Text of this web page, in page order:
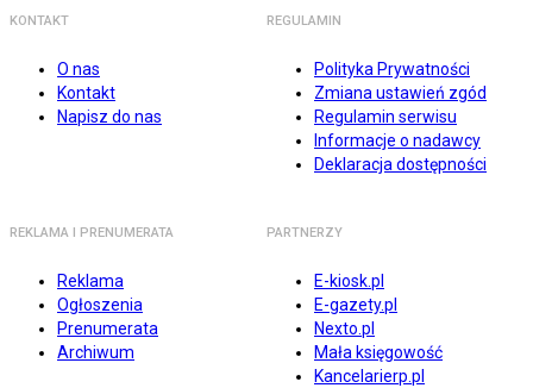
KONTAKT
O nas
Kontakt
Napisz do nas
REGULAMIN
Polityka Prywatności
Zmiana ustawień zgód
Regulamin serwisu
Informacje o nadawcy
Deklaracja dostępności
REKLAMA I PRENUMERATA
Reklama
Ogłoszenia
Prenumerata
Archiwum
PARTNERZY
E-kiosk.pl
E-gazety.pl
Nexto.pl
Mała księgowość
Kancelarierp.pl